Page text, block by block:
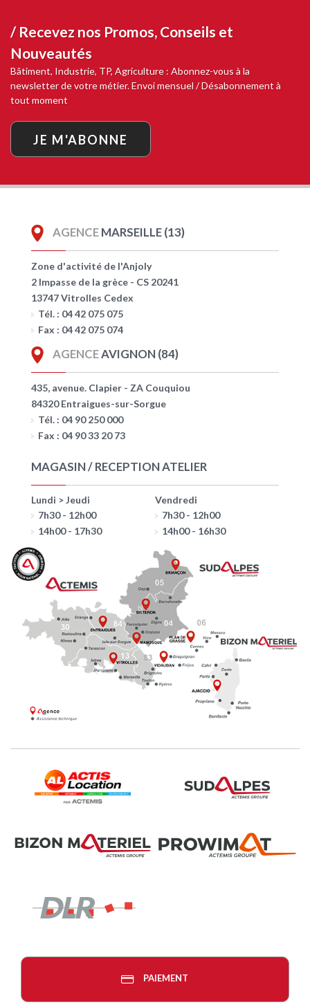
/ Recevez nos Promos, Conseils et
Nouveautés
Bâtiment, Industrie, TP, Agriculture : Abonnez-vous à la
newsletter de votre métier. Envoi mensuel / Désabonnement à
tout moment
JE M'ABONNE
AGENCEMARSEILLE (13)
Zone d'activité de l'Anjoly
2 Impasse de la grèce - CS 20241
13747 Vitrolles Cedex
Tél. : 04 42 075 075
Fax : 04 42 075 074
AGENCEAVIGNON (84)
435, avenue. Clapier - ZA Couquiou
84320 Entraigues-sur-Sorgue
Tél. : 04 90 250 000
Fax : 04 90 33 20 73
MAGASIN / RECEPTION ATELIER
Lundi > Jeudi
7h30 - 12h00
14h00 - 17h30
Vendredi
7h30 - 12h00
14h00 - 16h30
PAIEMENT